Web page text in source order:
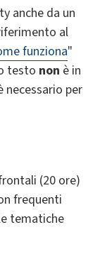
anche da un
al
funziona"
testo non è in
necessario per
(20 ore)
frequenti
tematiche